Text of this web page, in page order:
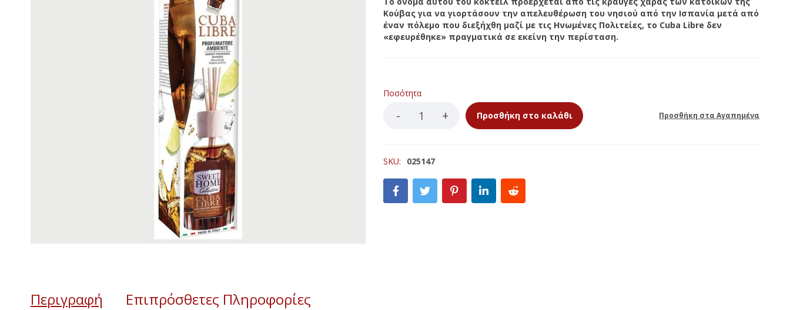
ΑΡΩΜΑΤΙΣΤΕΣ
ΒΑΣΕΙΣ ΚΕΡΙΩΝ
ΕΝΤΟΜΟΑΠΩΘΗΤΙΚΑ ΓΙΑ ΚΟΥΝΟΥΠΙΑ
CITRONELLA ΑΝΤΙΚΟΥΝΟΥΠΙΚΑ
LED ΚΟΡΜΟΙ
LED ΡΕΣΩ
ΕΚΚΛΗΣΙΑΣΤΙΚΑ
Τα Νέα μας Επικοινωνία
απευθύνεται μόνο σε εμπόρους
Κούβας για να γιορτάσουν την απελευθέρωση του νησιού από την Ισπανία μετά από
έναν πόλεμο που διεξήχθη μαζί με τις Ηνωμένες Πολιτείες, το Cuba Libre δεν
«εφευρέθηκε» πραγματικά σε εκείνη την περίσταση.
Ποσότητα
Προσθήκη στο καλάθι
SKU: 025147
Περιγραφή Επιπρόσθετες Πληροφορίες